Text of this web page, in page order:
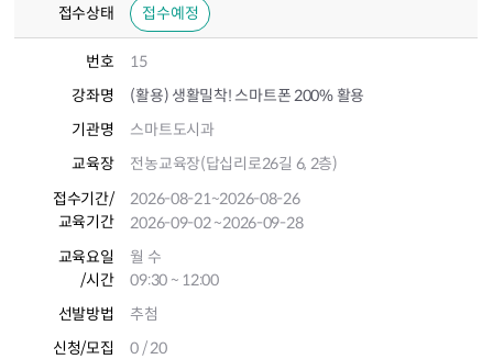
접수상태 접수예정
번호
15
강좌명
(활용) 생활밀착! 스마트폰 200% 활용
기관명
스마트도시과
교육장
전농교육장(답십리로26길 6, 2층)
접수기간/
교육기간
2026-08-21~2026-08-26
2026-09-02~2026-09-28
교육요일
/시간
월 수
09:30 ~ 12:00
선발방법
추첨
신청/모집
0 / 20